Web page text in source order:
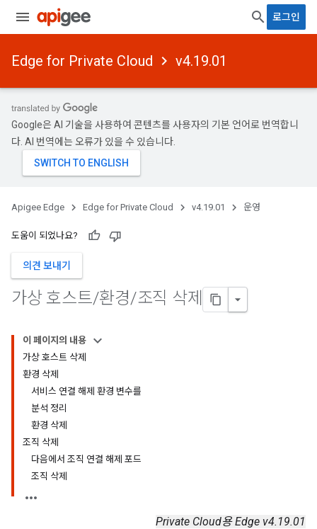
로그인
Edge for Private Cloud v4.19.01
Google은 AI 기술을 사용하여 콘텐츠를 사용자의 기본 언어로 번역합니
다. AI 번역에는 오류가 있을 수 있습니다.
Apigee Edge Edge for Private Cloud v4.19.01 운영
도움이 되었나요?
의견 보내기
가상 호스트/환경/조직 삭제
이 페이지의 내용
가상 호스트 삭제
환경 삭제
서비스 연결 해제 환경 변수를
분석 정리
환경 삭제
조직 삭제
다음에서 조직 연결 해제 포드
조직 삭제
Private Cloud용 Edge v4.19.01